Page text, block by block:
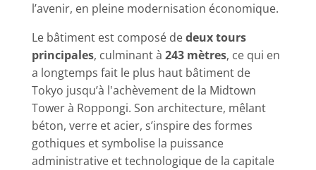
l’avenir, en pleine modernisation économique.
Le bâtiment est composé dedeux tours
principales, culminant à 243 mètres, ce qui en
a longtemps fait le plus haut bâtiment de
Tokyo jusqu’à l'achèvement de la Midtown
Tower à Roppongi. Son architecture, mêlant
béton, verre et acier, s’inspire des formes
gothiques et symbolise la puissance
administrative et technologique de la capitale